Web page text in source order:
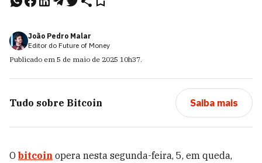
João Pedro Malar
Editor do Future of Money
Publicado em 5 de maio de 2025 10h37.
Tudo sobre Bitcoin Saiba mais
O bitcoin opera nesta segunda-feira, 5, em queda,